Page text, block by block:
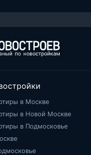
в Москве
в Новой Москве
в Подмосковье